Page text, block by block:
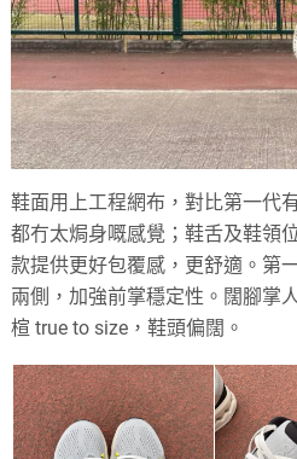
鞋面用上工程網布，對比第一代
都冇太焗身嘅感覺；鞋舌及鞋領
款提供更好包覆感，更舒適。第
兩側，加強前掌穩定性。闊腳掌
楦 true to size，鞋頭偏闊。